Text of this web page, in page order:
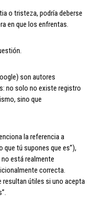
o tristeza, podría deberse
en que los enfrentas.
son autores
no solo no existe registro
sino que
la referencia a
que tú supones que es”),
está realmente
correcta.
resultan útiles si uno acepta